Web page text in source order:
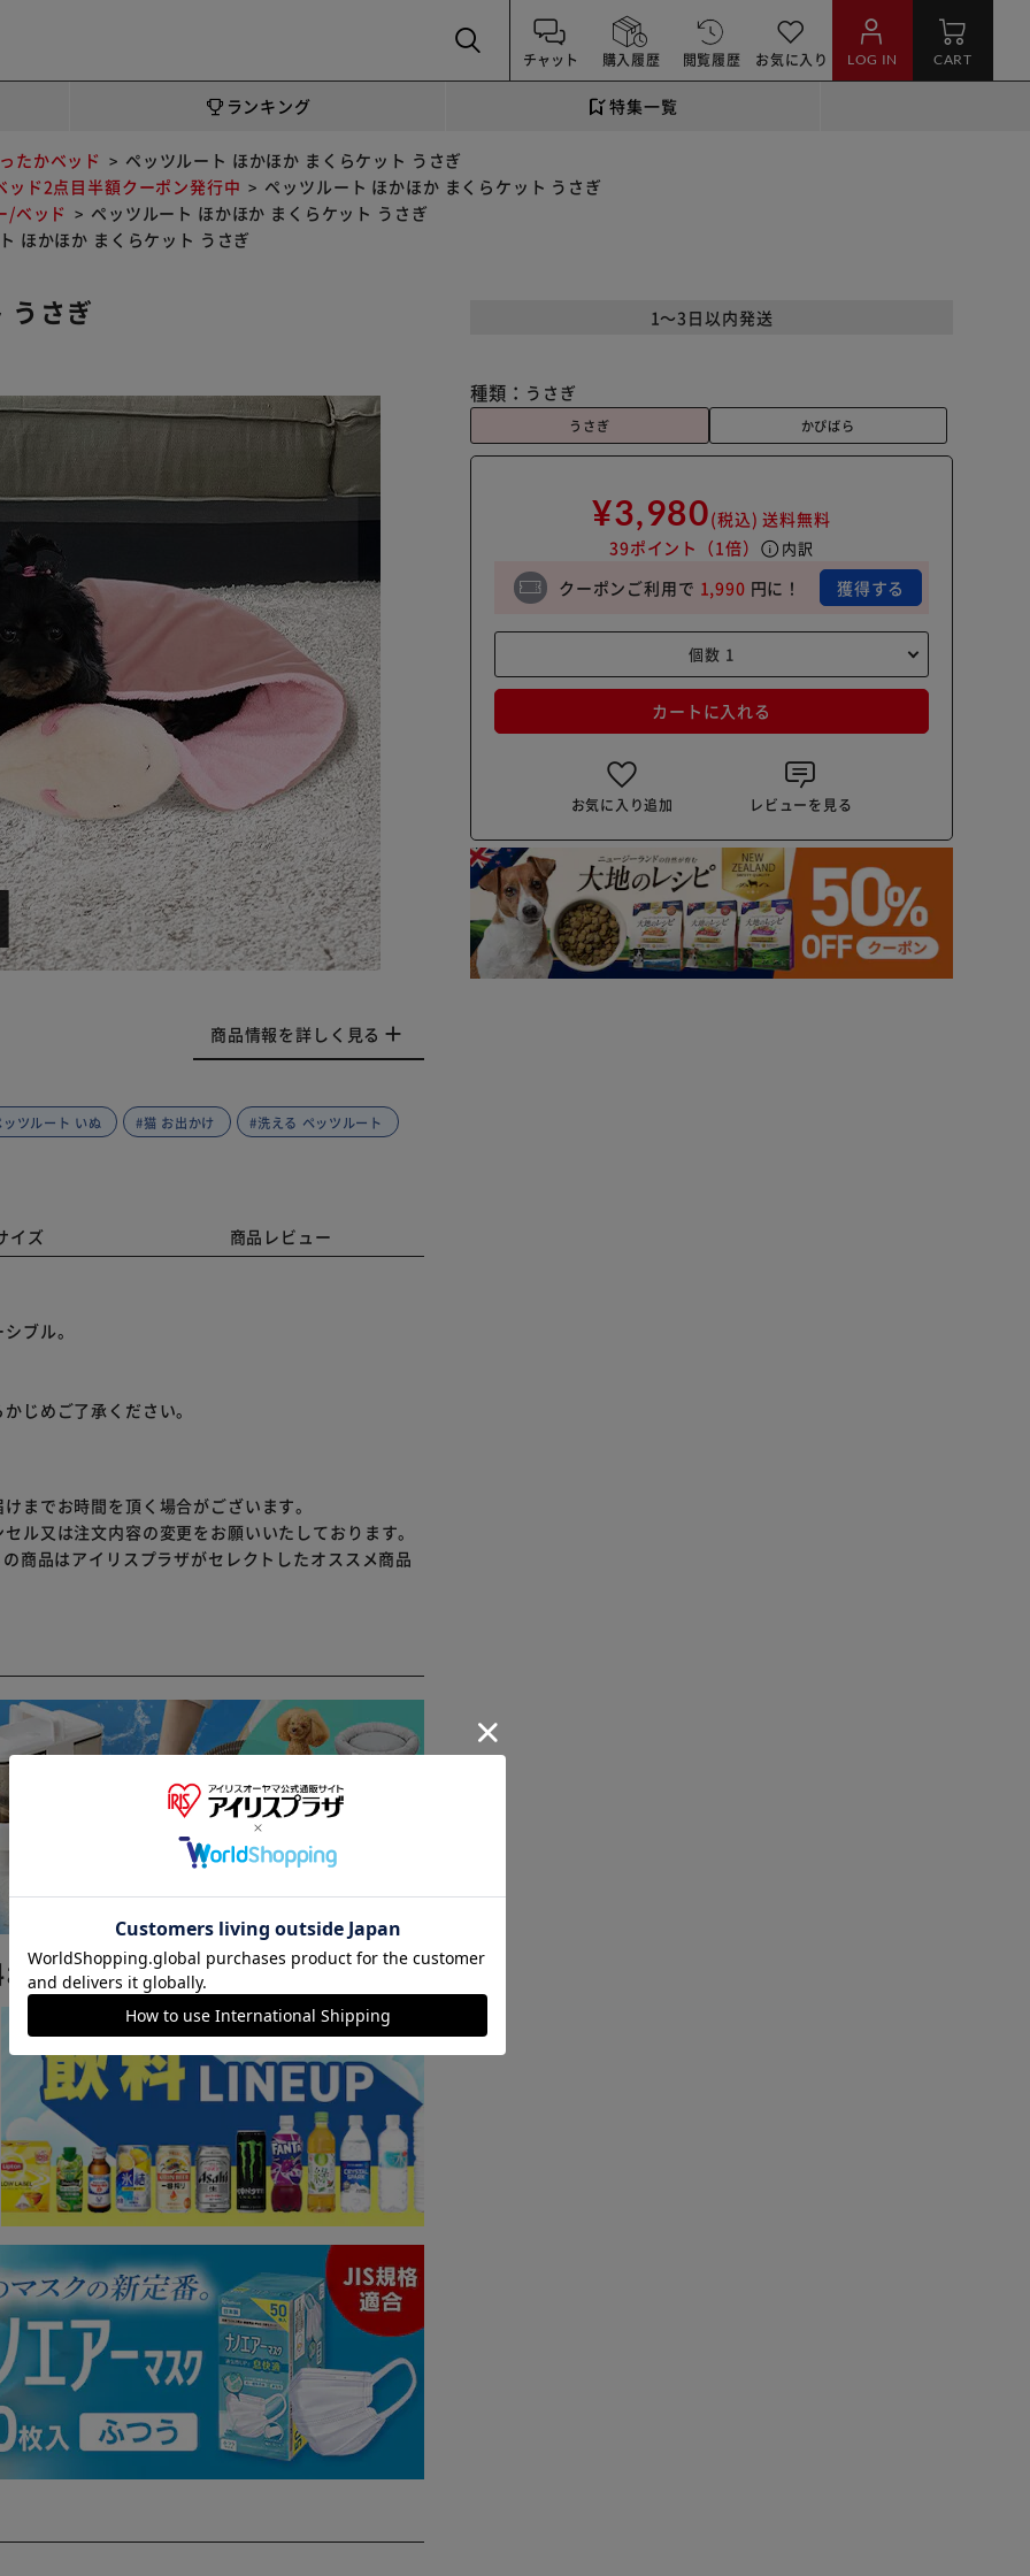
チャット 購入履歴 閲覧履歴 お気に入り LOG IN CART
ランキング 特集一覧
たかベッド
ペッツルート ほかほか まくらケット うさぎ
ッド2点目半額クーポン発行中
ペッツルート ほかほか まくらケット うさぎ
/ベッド
ペッツルート ほかほか まくらケット うさぎ
ほかほか まくらケット うさぎ
うさぎ
商品情報を詳しく見る
ッツルート いぬ #猫 お出かけ #洗える ペッツルート
1～3日以内発送
種類： うさぎ
うさぎ かぴばら
¥3,980(税込) 送料無料
39ポイント （1倍） info 内訳
クーポンご利用で 1,990 円に！ 獲得する
カートに入れる
お気に入り追加 レビューを見る
イズ 商品レビュー
ブル。
じめご了承ください。
までお時間を頂く場合がございます。
ル又は注文内容の変更をお願いいたしております。
商品はアイリスプラザがセレクトしたオススメ商品
すすめ ▼
※ご確認ください